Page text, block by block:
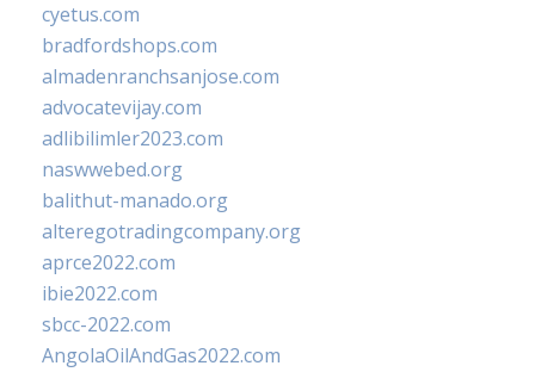
cyetus.com
bradfordshops.com
almadenranchsanjose.com
advocatevijay.com
adlibilimler2023.com
naswwebed.org
balithut-manado.org
alteregotradingcompany.org
aprce2022.com
ibie2022.com
sbcc-2022.com
AngolaOilAndGas2022.com